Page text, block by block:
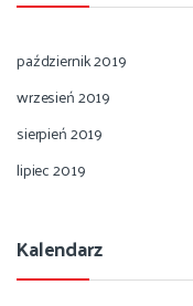
październik 2019
wrzesień 2019
sierpień 2019
lipiec 2019
Kalendarz